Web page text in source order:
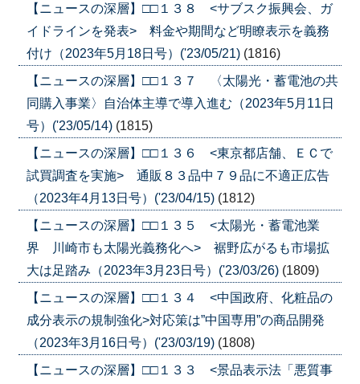
【ニュースの深層】□□１３８ <サブスク振興会、ガ
イドラインを発表> 料金や期間など明瞭表示を義務
付け（2023年5月18日号）('23/05/21) (1816)
【ニュースの深層】□□１３７ 〈太陽光・蓄電池の共
同購入事業〉自治体主導で導入進む（2023年5月11日
号）('23/05/14) (1815)
【ニュースの深層】□□１３６ <東京都店舗、ＥＣで
試買調査を実施> 通販８３品中７９品に不適正広告
（2023年4月13日号）('23/04/15) (1812)
【ニュースの深層】□□１３５ <太陽光・蓄電池業
界 川崎市も太陽光義務化へ> 裾野広がるも市場拡
大は足踏み（2023年3月23日号）('23/03/26) (1809)
【ニュースの深層】□□１３４ <中国政府、化粧品の
成分表示の規制強化>対応策は”中国専用”の商品開発
（2023年3月16日号）('23/03/19) (1808)
【ニュースの深層】□□１３３ <景品表示法「悪質事